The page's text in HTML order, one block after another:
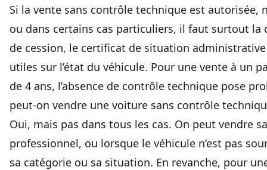
Si la vente sans contrôle technique est
ou dans certains cas particuliers, il faut surtout la
de cession, le certificat de situation
utiles sur l’état du véhicule. Pour une vente à un
de 4 ans, l’absence de contrôle technique pose
peut-on vendre une voiture sans contrôle
Oui, mais pas dans tous les cas. On peut vendre
professionnel, ou lorsque le véhicule n’est pas
sa catégorie ou sa situation. En revanche, pour